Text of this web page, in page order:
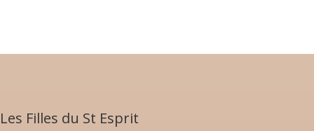
Les Filles du St Esprit